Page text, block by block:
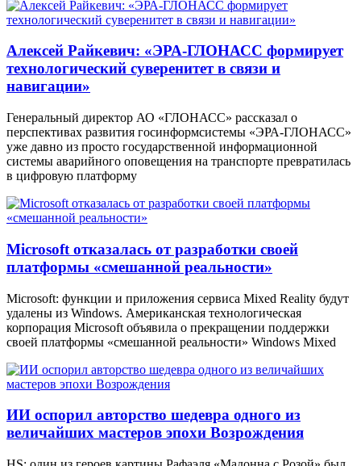
Алексей Райкевич: «ЭРА-ГЛОНАСС формирует
технологический суверенитет в связи и
навигации»
Генеральный директор АО «ГЛОНАСС» рассказал о
перспективах развития госинформсистемы «ЭРА-ГЛОНАСС»
уже давно из просто государственной информационной
системы аварийного оповещения на транспорте превратилась
в цифровую платформу
Microsoft отказалась от разработки своей
платформы «смешанной реальности»
Microsoft: функции и приложения сервиса Mixed Reality будут
удалены из Windows. Американская технологическая
корпорация Microsoft объявила о прекращении поддержки
своей платформы «смешанной реальности» Windows Mixed
ИИ оспорил авторство шедевра одного из
величайших мастеров эпохи Возрождения